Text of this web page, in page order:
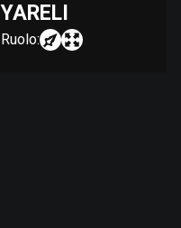
YARELI
Ruolo: